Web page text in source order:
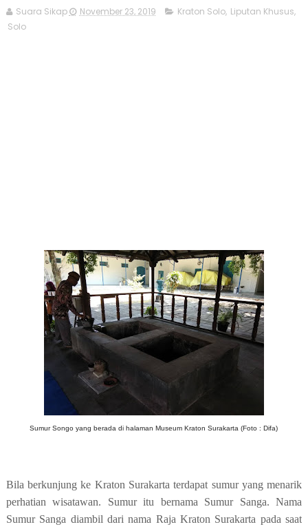
Suara Sikap November 23, 2019 Kraton Solo, Liputan Khusus,
Solo
Sumur Songo yang berada di halaman Museum Kraton Surakarta (Foto : Difa)
Bila berkunjung ke Kraton Surakarta terdapat sumur yang menarik
perhatian wisatawan. Sumur itu bernama Sumur Sanga.Nama
Sumur Sanga diambil dari nama Raja Kraton Surakarta pada saat